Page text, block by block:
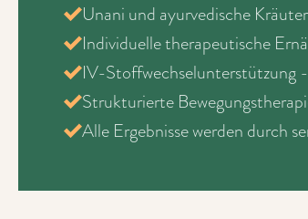
Unani und ayurvedische
Individuelle therapeutische
IV-Stoffwechselunterstützung
Strukturierte
Alle Ergebnisse werden durch